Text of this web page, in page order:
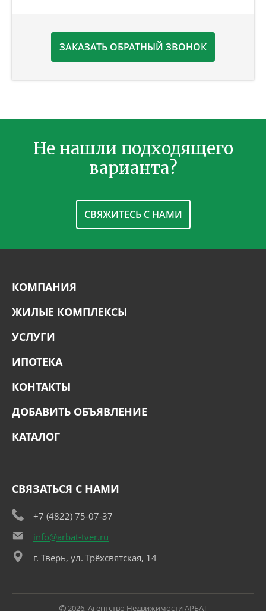
ЗАКАЗАТЬ ОБРАТНЫЙ ЗВОНОК
Не нашли подходящего
варианта?
СВЯЖИТЕСЬ С НАМИ
КОМПАНИЯ
ЖИЛЫЕ КОМПЛЕКСЫ
УСЛУГИ
ИПОТЕКА
КОНТАКТЫ
ДОБАВИТЬ ОБЪЯВЛЕНИЕ
КАТАЛОГ
СВЯЗАТЬСЯ С НАМИ
+7 (4822) 75-07-37
info@arbat-tver.ru
г. Тверь, ул. Трёхсвятская, 14
2026, Агентство Недвижимости АРБАТ